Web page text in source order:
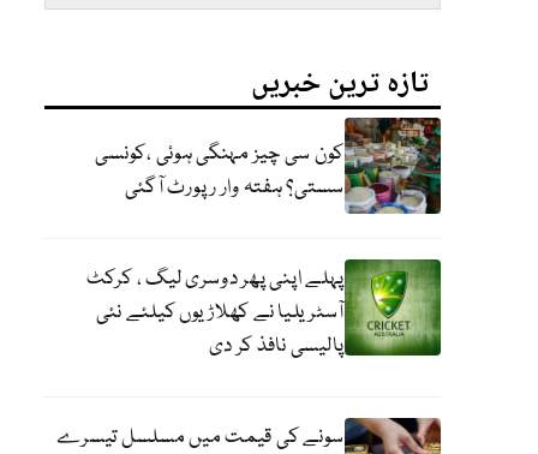
تازہ ترین خبریں
کون سی چیز مہنگی ہوئی ،کونسی
سستی؟ ہفتہ وار رپورٹ آگئی
پہلے اپنی پھر دوسری لیگ ، کرکٹ
آسٹریلیا نے کھلاڑیوں کیلئے نئی
پالیسی نافذ کر دی
سونے کی قیمت میں مسلسل تیسرے